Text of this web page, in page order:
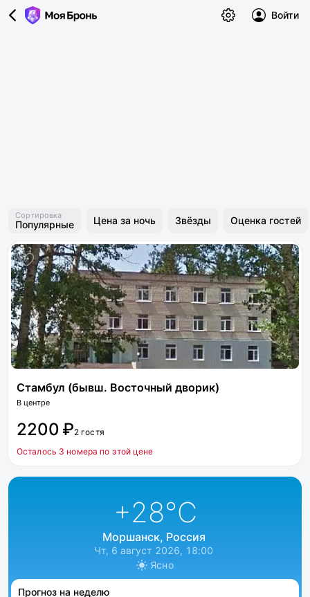
Войти
Сортировка
Популярные Цена за ночь Звёзды Оценка гостей
Стамбул (бывш. Восточный дворик)
В центре
2200 ₽2 гостя
Осталось 3 номера по этой цене
+28°C
Моршанск, Россия
Чт, 6 август 2026, 18:00
Ясно
Прогноз на неделю